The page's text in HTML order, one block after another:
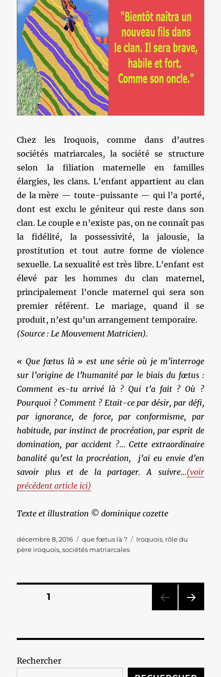
Chez les Iroquois, comme dans d’autres
sociétés matriarcales, la société se structure
selon la filiation maternelle en familles
élargies, les clans. L’enfant appartient au clan
de la mère — toute-puissante — qui l’a porté,
dont est exclu le géniteur qui reste dans son
clan. Le couple e n’existe pas, on ne connaît pas
la fidélité, la possessivité, la jalousie, la
prostitution et tout autre forme de violence
sexuelle. La sexualité est très libre. L’enfant est
élevé par les hommes du clan maternel,
principalement l’oncle maternel qui sera son
premier référent. Le mariage, quand il se
produit, n’est qu’un arrangement temporaire.
(Source : Le Mouvement Matricien).
« Que fœtus là » est une série où je m’interroge
sur l’origine de l’humanité par le biais du fœtus :
Comment es-tu arrivé là ? Qui t’a fait ? Où ?
Pourquoi ? Comment ? Etait-ce par désir, par défi,
par ignorance, de force, par conformisme, par
habitude, par instinct de procréation, par esprit de
domination, par accident ?… Cette extraordinaire
banalité qu’est la procréation, j’ai eu envie d’en
savoir plus et de la partager. A suivre…(voir
précédent article ici)
Texte et illustration © dominique cozette
Publié
le
décembre 8, 2016 Catégories
que fœtus là ? Étiquettes
Iroquois, rôle du
père iroquois,sociétés matriarcales
Pagination
publications
PAGE1
ANT
Rechercher